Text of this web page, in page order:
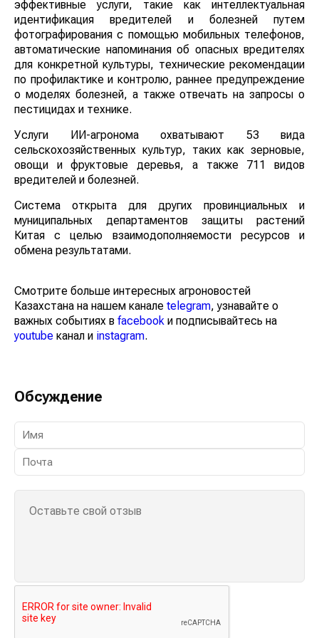
Система может предоставлять фермерам точные и
эффективные услуги, такие как интеллектуальная
идентификация вредителей и болезней путем
фотографирования с помощью мобильных
телефонов, автоматические напоминания об опасных
вредителях для конкретной культуры, технические
рекомендации по профилактике и контролю, раннее
предупреждение о моделях болезней, а также
отвечать на запросы о пестицидах и технике.
Услуги ИИ-агронома охватывают 53 вида
сельскохозяйственных культур, таких как зерновые,
овощи и фруктовые деревья, а также 711 видов
вредителей и болезней.
Система открыта для других провинциальных и
муниципальных департаментов защиты растений
Китая с целью взаимодополняемости ресурсов и
Смотрите больше интересных агроновостей
Казахстана на нашем каналеtelegram, узнавайте о
важных событиях вfacebook